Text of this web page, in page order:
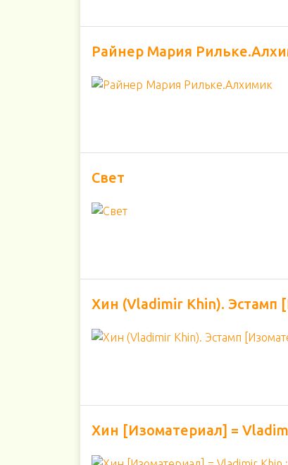
Райнер Мария
Свет
Хин (Vladimir Khin). Эстамп
Хин [Изоматериал] =